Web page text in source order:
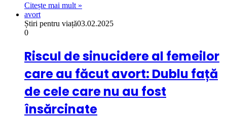
Citește mai mult »
avort
Știri pentru viață03.02.2025
0
Riscul de sinucidere al femeilor
care au făcut avort: Dublu față
de cele care nu au fost
însărcinate